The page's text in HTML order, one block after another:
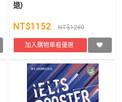
退)
NT$1152 NT$1280
加入購物車看優惠